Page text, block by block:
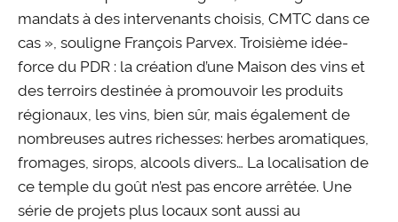
mandats à des intervenants choisis, CMTC dans ce
cas », souligne François Parvex. Troisième idée-
force du PDR : la création d’une Maison des vins et
des terroirs destinée à promouvoir les produits
régionaux, les vins, bien sûr, mais également de
nombreuses autres richesses: herbes aromatiques,
fromages, sirops, alcools divers… La localisation de
ce temple du goût n’est pas encore arrêtée. Une
série de projets plus locaux sont aussi au